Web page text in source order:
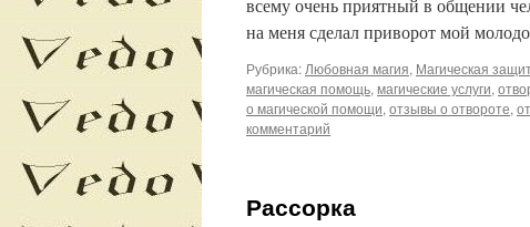
всему очень приятный в общении
на меня сделал приворот мой
Рубрика: Любовная магия, Магическая
магическая помощь, магические услуги,
о магической помощи, отзывы о отвороте,
комментарий
Рассорка